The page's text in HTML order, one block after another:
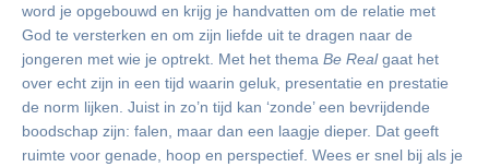
word je opgebouwd en krijg je handvatten om de relatie met
God te versterken en om zijn liefde uit te dragen naar de
jongeren met wie je optrekt. Met het thema Be Realgaat het
over echt zijn in een tijd waarin geluk, presentatie en prestatie
de norm lijken. Juist in zo’n tijd kan ‘zonde’ een bevrijdende
boodschap zijn: falen, maar dan een laagje dieper. Dat geeft
ruimte voor genade, hoop en perspectief. Wees er snel bij als je